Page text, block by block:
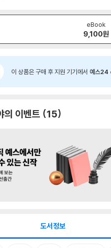
eBook
9,100원
이 상품은 구매 후 지원 기기에서 예스24
의 이벤트 15
도서정보